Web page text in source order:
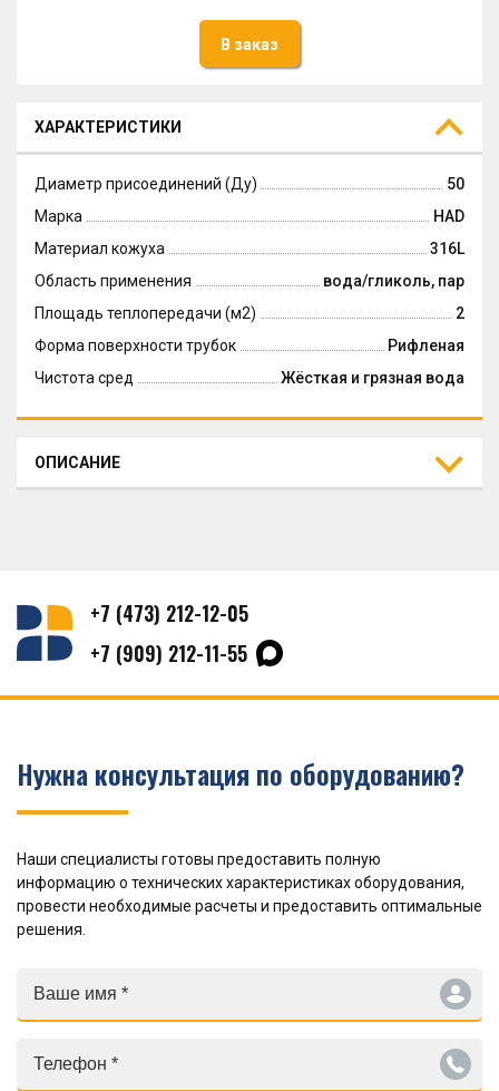
В заказ
ХАРАКТЕРИСТИКИ
Диаметр присоединений (Ду)
50
Марка
HAD
Материал кожуха
316L
Область применения
вода/гликоль, пар
Площадь теплопередачи (м2)
2
Форма поверхности трубок
Рифленая
Чистота сред
Жёсткая и грязная вода
ОПИСАНИЕ
+7 (473) 212-12-05
+7 (909) 212-11-55
Нужна консультация по оборудованию?
Наши специалисты готовы предоставить полную
информацию о технических характеристиках оборудования,
провести необходимые расчеты и предоставить оптимальные
решения.